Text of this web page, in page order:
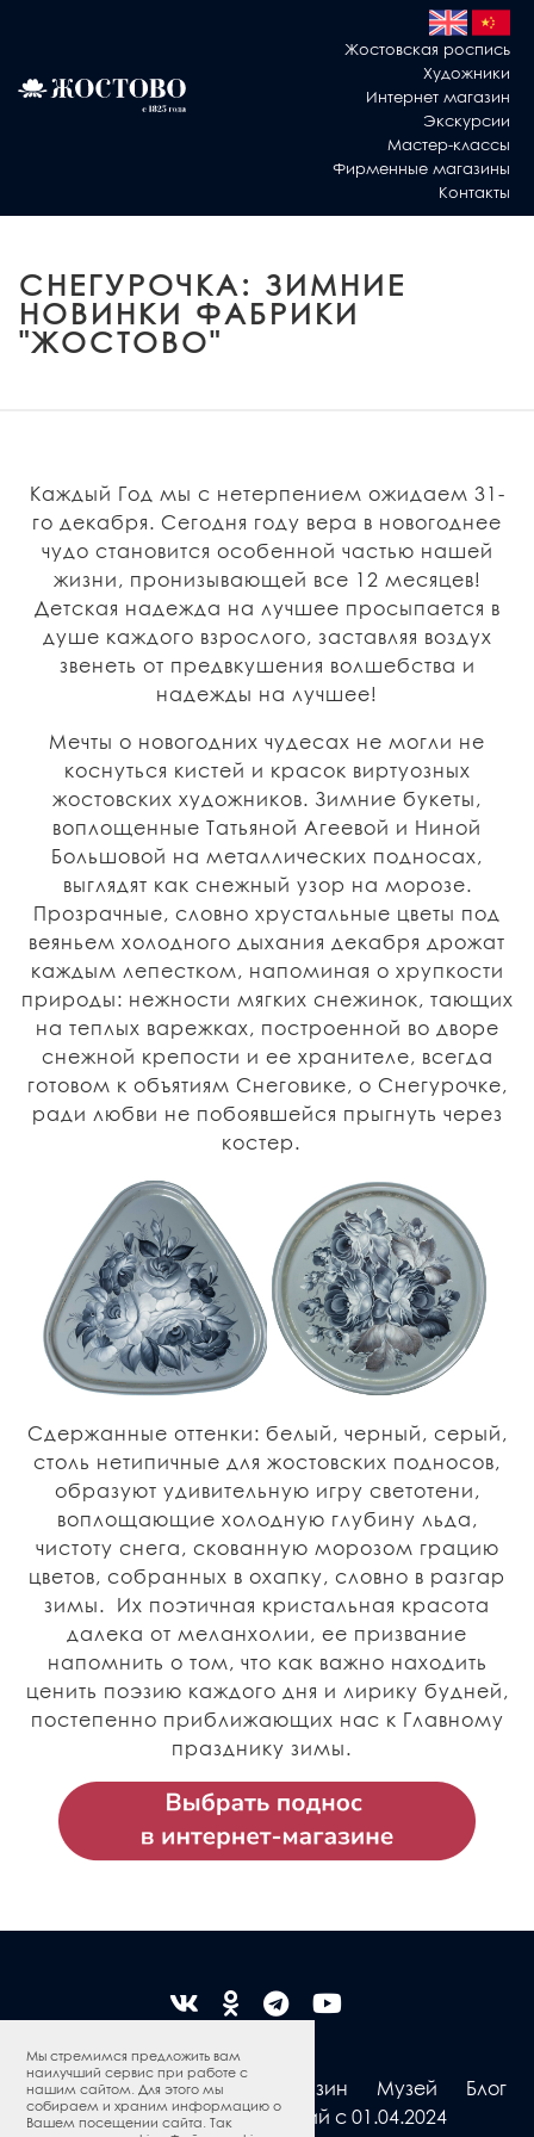
Жостовская роспись
Художники
Интернет магазин
Экскурсии
Мастер-классы
Фирменные магазины
Контакты
СНЕГУРОЧКА: ЗИМНИЕ
НОВИНКИ ФАБРИКИ
"ЖОСТОВО"
Каждый Год мы с нетерпением ожидаем 31-
го декабря. Сегодня году вера в новогоднее
чудо становится особенной частью нашей
жизни, пронизывающей все 12 месяцев!
Детская надежда на лучшее просыпается в
душе каждого взрослого, заставляя воздух
звенеть от предвкушения волшебства и
надежды на лучшее!
Мечты о новогодних чудесах не могли не
коснуться кистей и красок виртуозных
жостовских художников. Зимние букеты,
воплощенные Татьяной Агеевой и Ниной
Большовой на металлических подносах,
выглядят как снежный узор на морозе.
Прозрачные, словно хрустальные цветы под
веяньем холодного дыхания декабря дрожат
каждым лепестком, напоминая о хрупкости
природы: нежности мягких снежинок, тающих
на теплых варежках, построенной во дворе
снежной крепости и ее хранителе, всегда
готовом к объятиям Снеговике, о Снегурочке,
ради любви не побоявшейся прыгнуть через
костер.
Сдержанные оттенки: белый, черный, серый,
столь нетипичные для жостовских подносов,
образуют удивительную игру светотени,
воплощающие холодную глубину льда,
чистоту снега, скованную морозом грацию
цветов, собранных в охапку, словно в разгар
зимы. Их поэтичная кристальная красота
далека от меланхолии, ее призвание
напомнить о том, что как важно находить
ценить поэзию каждого дня и лирику будней,
постепенно приближающих нас к Главному
празднику зимы.
Жостовская роспись Магазин Музей
Блог
Программа привилегий с 01.04.2024
Мы стремимся предложить вам
наилучший сервис при работе с
нашим сайтом. Для этого мы
собираем и храним информацию о
Вашем посещении сайта. Так